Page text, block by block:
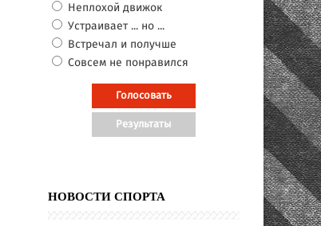
Неплохой движок
Устраивает ... но ...
Встречал и получше
Совсем не понравился
НОВОСТИ СПОРТА